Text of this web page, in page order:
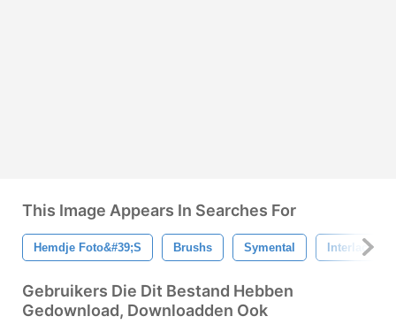
This Image Appears In Searches For
Hemdje Foto&#39;s Brushs Symental Interlacing
Gebruikers Die Dit Bestand Hebben
Gedownload, Downloadden Ook